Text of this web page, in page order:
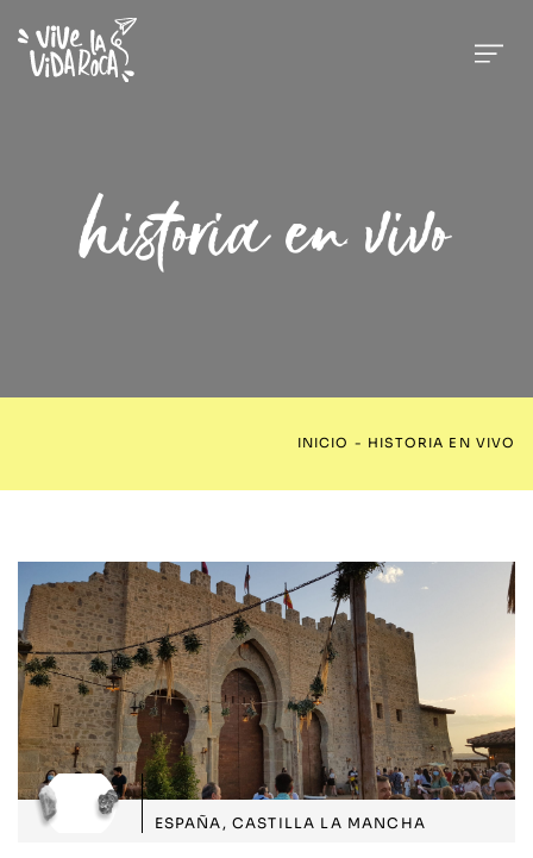
historia en vivo
INICIO - HISTORIA EN VIVO
ESPAÑA , CASTILLA LA MANCHA